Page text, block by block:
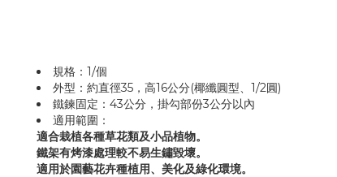
規格：1/個
外型：約直徑35，高16公分(椰纖圓型、1/2圓)
鐵鍊固定：43公分，掛勾部份3公分以內
適用範圍：
適合栽植各種草花類及小品植物。
鐵架有烤漆處理較不易生鏽毀壞。
適用於園藝花卉種植用、美化及綠化環境。